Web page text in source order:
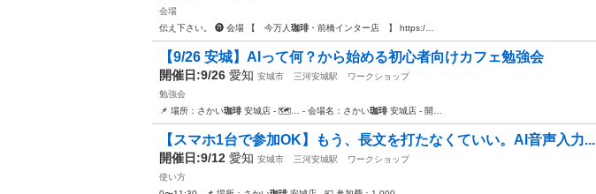
会場
伝え下さい。 ❽ 会場 【 今万人 珈琲 ・前橋インター店 】 https:/…
【9/26 安城】AIって何？から始める初心者向けカフェ勉強会
開催日:9/26 愛知 安城市 三河安城駅
ワークショップ
勉強会
📌 場所：さかい珈琲 安城店 - 🗺… - 会場名：さかい珈琲 安城店 - 開…
【スマホ1台で参加OK】もう、長文を打たなくていい。AI音声入力...
開催日:9/12 愛知 安城市 三河安城駅
ワークショップ
使い方